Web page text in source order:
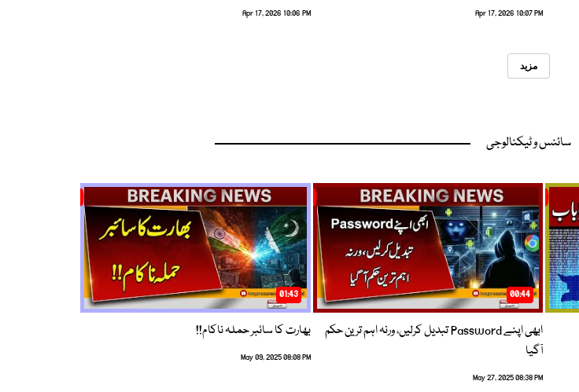
Apr 17, 2026 10:07 PM
Apr 17, 2026 10:06 PM
مزید
سائنس و ٹیکنالوجی
00:44
ابھی اپنے Password تبدیل کرلیں، ورنہ اہم ترین حکم
آگیا
May 27, 2025 08:38 PM
01:43
بھارت کا سائبر حملہ ناکام!!
May 09, 2025 08:08 PM